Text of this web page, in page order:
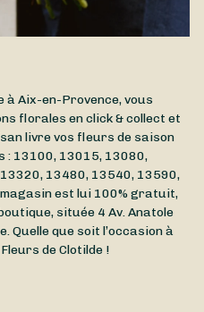
à Aix-en-Provence, vous
florales en click & collect et
livre vos fleurs de saison
: 13100, 13015, 13080,
13480, 13540, 13590,
est lui 100% gratuit,
située 4 Av. Anatole
. Quelle que soit l’occasion à
de Clotilde !